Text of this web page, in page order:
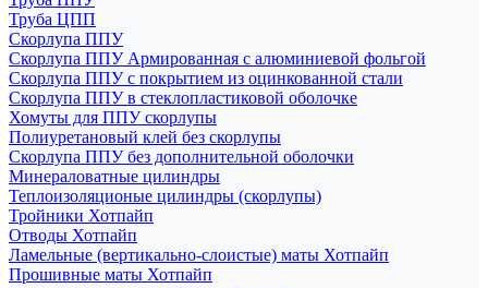
Труба ЦПП
Скорлупа ППУ
Скорлупа ППУ Армированная с алюминиевой фольгой
Скорлупа ППУ с покрытием из оцинкованной стали
Скорлупа ППУ в стеклопластиковой оболочке
Хомуты для ППУ скорлупы
Полиуретановый клей без скорлупы
Скорлупа ППУ без дополнительной оболочки
Минераловатные цилиндры
Теплоизоляционые цилиндры (скорлупы)
Тройники Хотпайп
Отводы Хотпайп
Ламельные (вертикально-слоистые) маты Хотпайп
Прошивные маты Хотпайп